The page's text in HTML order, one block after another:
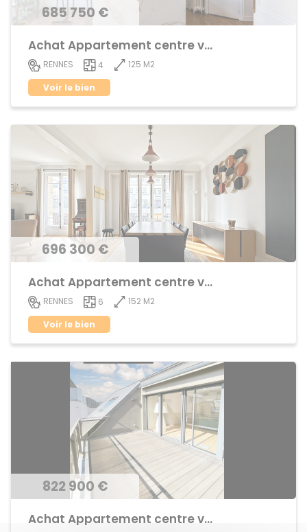
685 750 €
Achat Appartement centre ville
RENNES 4
125 M2
Voir le bien
696 300 €
Achat Appartement centre ville
RENNES 6
152 M2
Voir le bien
822 900 €
Achat Appartement centre ville